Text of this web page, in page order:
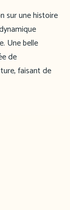
sur une histoire
Une belle
de
faisant de